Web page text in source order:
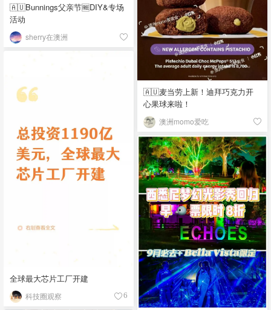
🇦🇺Bunnings父亲节🆓DIY&专场
活动
sherry在澳洲
🇦🇺麦当劳上新！迪拜巧克力开
心果球来啦！
澳洲momo爱吃
全球最大芯片工厂开建
科技圈观察 6